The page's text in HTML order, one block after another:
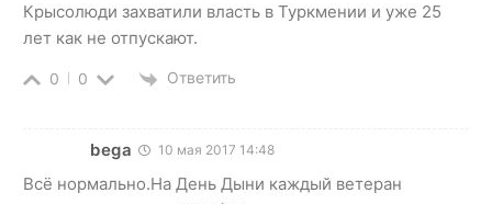
Крысолюди захватили власть в Туркмении и уже 25
лет как не отпускают.
0 0 Ответить
bega 10 мая 2017 14:48
Всё нормально.На День Дыни каждый ветеран